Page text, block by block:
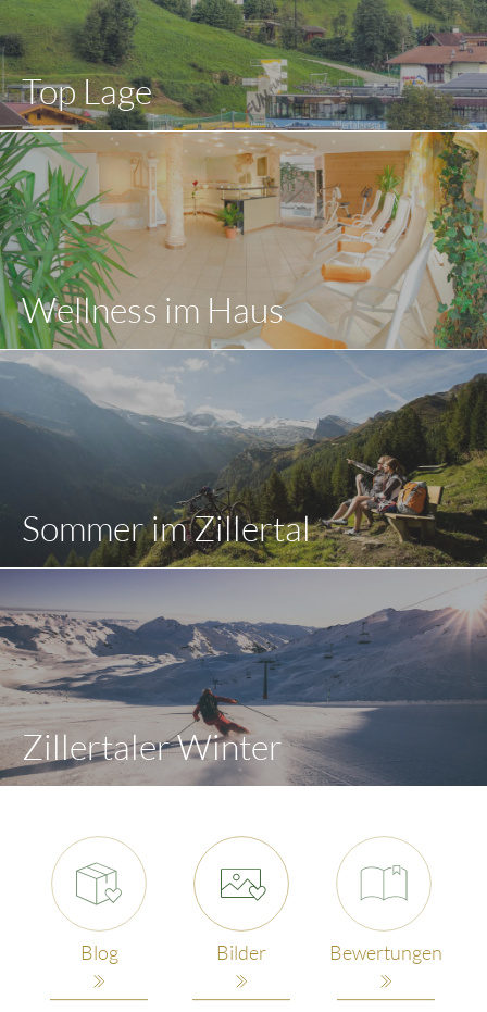
Top Lage
Wellness im Haus
Sommer im Zillertal
Zillertaler Winter
Blog Bilder Bewertungen